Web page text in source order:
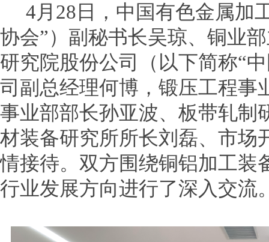
4月28日，中国有色金属加
协会”）副秘书长吴琼、铜业
研究院股份公司（以下简称“
司副总经理何博，锻压工程事
事业部部长孙亚波、板带轧制
材装备研究所所长刘磊、市场
情接待。双方围绕铜铝加工装
行业发展方向进行了深入交流